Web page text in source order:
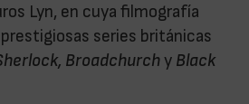
Lyn, en cuya filmografía
series británicas
Broadchurch y Black